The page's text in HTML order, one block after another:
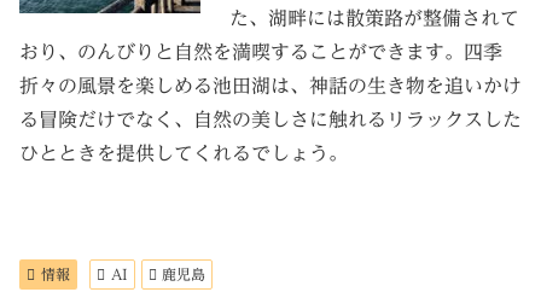
た、湖畔には散策路が整備されて
おり、のんびりと自然を満喫することができます。四季
折々の風景を楽しめる池田湖は、神話の生き物を追いかけ
る冒険だけでなく、自然の美しさに触れるリラックスした
ひとときを提供してくれるでしょう。
情報 AI 鹿児島